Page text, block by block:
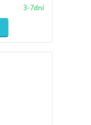
3-7dní